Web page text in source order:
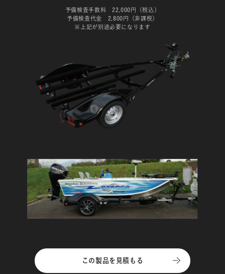
予備検査手数料 22,000円（税込）
予備検査代金 2,800円（非課税）
※上記が別途必要になります
この製品を見積もる